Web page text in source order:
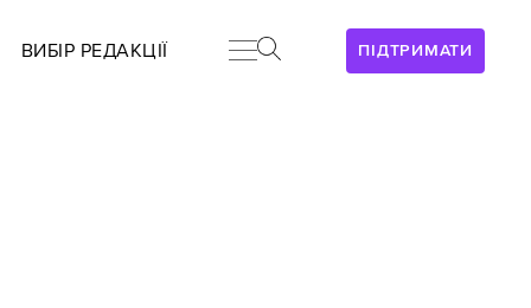
ПІДТРИМАТИ
ВИБІР РЕДАКЦІЇ